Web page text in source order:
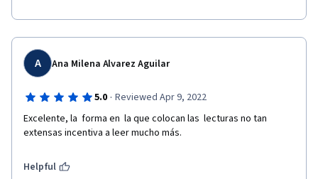
A Ana Milena Alvarez Aguilar
5.0 · Reviewed Apr 9, 2022
Excelente, la  forma en  la que colocan las  lecturas no tan
extensas incentiva a leer mucho más.
Helpful